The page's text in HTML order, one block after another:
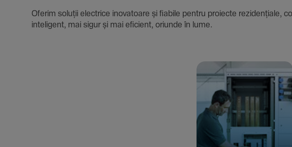
Oferim soluții electrice inova­toare și fiabile pentru proiecte
inte­li­gent, mai sigur și mai eficient, oriunde în lume.